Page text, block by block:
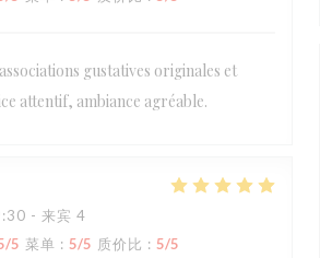
gustatives originales et
attentif, ambiance agréable.
- 来宾 4
/5 菜单 : 5/5 质价比 : 5/5